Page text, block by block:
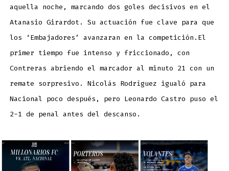
aquella noche, marcando dos goles decisivos en el
Atanasio Girardot. Su actuación fue clave para que
los ‘Embajadores’ avanzaran en la competición.El
primer tiempo fue intenso y friccionado, con
Contreras abriendo el marcador al minuto 21 con un
remate sorpresivo. Nicolás Rodríguez igualó para
Nacional poco después, pero Leonardo Castro puso el
2-1 de penal antes del descanso.